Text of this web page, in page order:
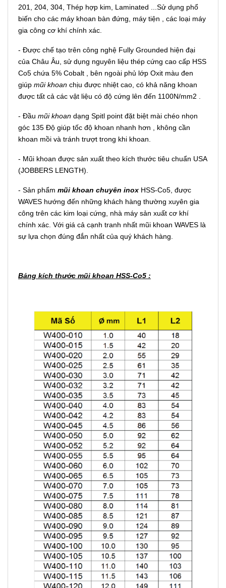
201, 204, 304, Thép hợp kim, Laminated ...Sử dụng phổ
biến cho các máy khoan bàn đứng, máy tiện , các loại máy
gia công cơ khí chính xác.
- Được chế tạo trên công nghệ Fully Grounded hiện đại
của Châu Âu, sử dụng nguyên liệu thép cứng cao cấp HSS
Co5 chứa 5% Cobalt , bên ngoài phủ lớp Oxit màu đen
giúp mũi khoan chịu được nhiệt cao, có khả năng khoan
được tất cả các vật liệu có độ cứng lên đến 1100N/mm2 .
- Đầu mũi khoan dạng Spitl point đặt biệt mài chéo nhọn
góc 135 Độ giúp tốc độ khoan nhanh hơn , không cần
khoan mồi và tránh trượt trong khi khoan.
- Mũi khoan được sản xuất theo kích thước tiêu chuẩn USA
(JOBBERS LENGTH).
- Sản phẩm mũi khoan chuyên inox HSS-Co5, được
WAVES hướng đến những khách hàng thường xuyên gia
công trên các kim loại cứng, nhà máy sản xuất cơ khí
chính xác. Với giá cả cạnh tranh nhất mũi khoan WAVES là
sự lựa chọn đúng đắn nhất của quý khách hàng.
Bảng kích thước mũi khoan HSS-Co5 :